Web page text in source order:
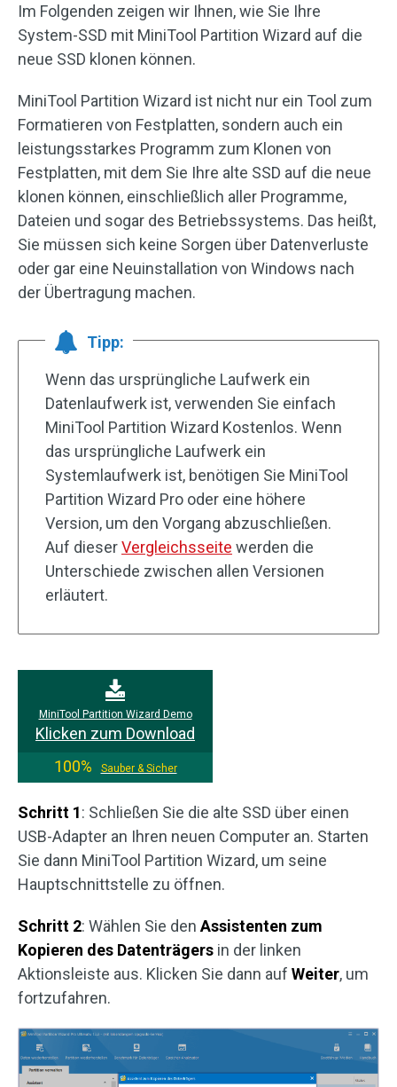
Im Folgenden zeigen wir Ihnen, wie Sie Ihre
System-SSD mit MiniTool Partition Wizard auf die
neue SSD klonen können.
MiniTool Partition Wizard ist nicht nur ein Tool zum
Formatieren von Festplatten, sondern auch ein
leistungsstarkes Programm zum Klonen von
Festplatten, mit dem Sie Ihre alte SSD auf die neue
klonen können, einschließlich aller Programme,
Dateien und sogar des Betriebssystems. Das heißt,
Sie müssen sich keine Sorgen über Datenverluste
oder gar eine Neuinstallation von Windows nach
der Übertragung machen.
Tipp:
Wenn das ursprüngliche Laufwerk ein
Datenlaufwerk ist, verwenden Sie einfach
MiniTool Partition Wizard Kostenlos. Wenn
das ursprüngliche Laufwerk ein
Systemlaufwerk ist, benötigen Sie MiniTool
Partition Wizard Pro oder eine höhere
Version, um den Vorgang abzuschließen.
Auf dieserVergleichsseite werden die
Unterschiede zwischen allen Versionen
erläutert.
MiniTool Partition Wizard Demo
Klicken zum Download
100%
Sauber & Sicher
Schritt 1: Schließen Sie die alte SSD über einen
USB-Adapter an Ihren neuen Computer an. Starten
Sie dann MiniTool Partition Wizard, um seine
Hauptschnittstelle zu öffnen.
Schritt 2: Wählen Sie den Assistenten zum
Kopieren des Datenträgers in der linken
Aktionsleiste aus. Klicken Sie dann auf Weiter, um
fortzufahren.